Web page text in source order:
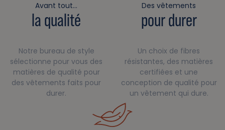
Avant tout…
la qualité
Notre bureau de style
sélectionne pour vous des
matières de qualité pour
des vêtements faits pour
durer.
Des vêtements
pour durer
Un choix de fibres
résistantes, des matières
certifiées et une
conception de qualité pour
un vêtement qui dure.